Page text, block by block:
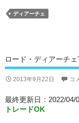
ディアーチェ
ロード・ディアーチ
2013年9月22日 コ
最終更新日：2022/04/
トレードOK